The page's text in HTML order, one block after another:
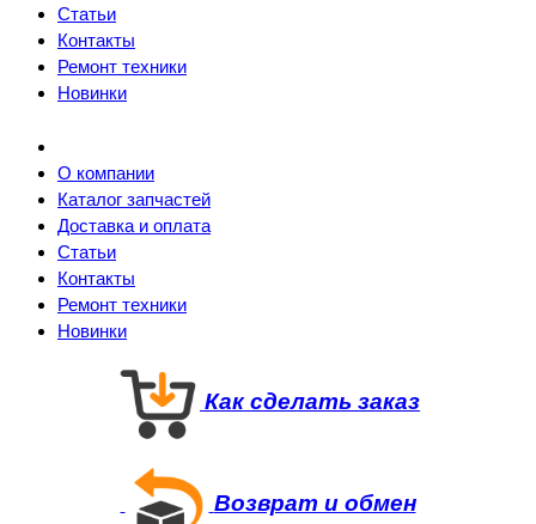
Статьи
Контакты
Ремонт техники
Новинки
О компании
Каталог запчастей
Доставка и оплата
Статьи
Контакты
Ремонт техники
Новинки
Как сделать заказ
Возврат и обмен